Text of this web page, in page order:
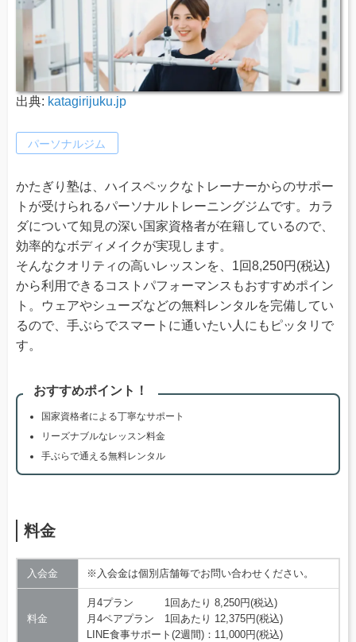
出典: katagirijuku.jp
パーソナルジム
かたぎり塾は、ハイスペックなトレーナーからのサポー
トが受けられるパーソナルトレーニングジムです。カラ
ダについて知見の深い国家資格者が在籍しているので、
効率的なボディメイクが実現します。
そんなクオリティの高いレッスンを、1回8,250円(税込)
から利用できるコストパフォーマンスもおすすめポイン
ト。ウェアやシューズなどの無料レンタルを完備してい
るので、手ぶらでスマートに通いたい人にもピッタリで
す。
おすすめポイント！
国家資格者による丁寧なサポート
リーズナブルなレッスン料金
手ぶらで通える無料レンタル
料金
入会金 ※入会金は個別店舗毎でお問い合わせください。
料金
月4プラン 1回あたり 8,250円(税込)
月4ペアプラン 1回あたり 12,375円(税込)
LINE食事サポート(2週間)：11,000円(税込)